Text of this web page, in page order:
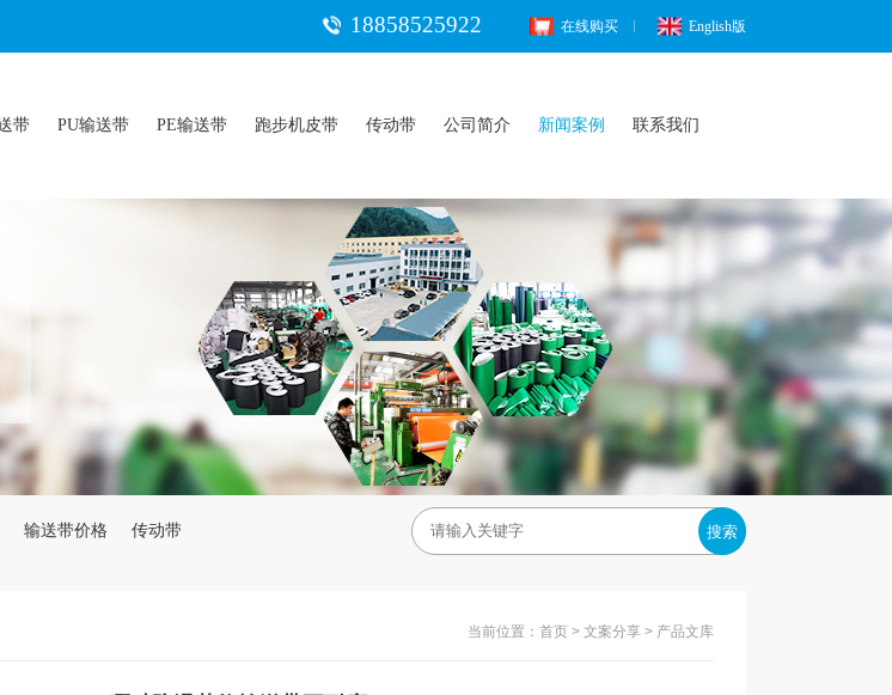
18858525922 在线购买 English版
带 PU输送带 PE输送带 跑步机皮带 传动带 公司简介 新闻案例 联系我们
输送带价格 传动带 搜索
当前位置： 首页 > 文案分享 > 产品文库